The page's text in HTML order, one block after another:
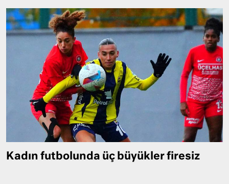
Kadın futbolunda üç büyükler firesiz